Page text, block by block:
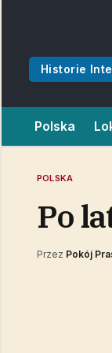
Historie
Polska
POLSKA
Po
Przez Pokój